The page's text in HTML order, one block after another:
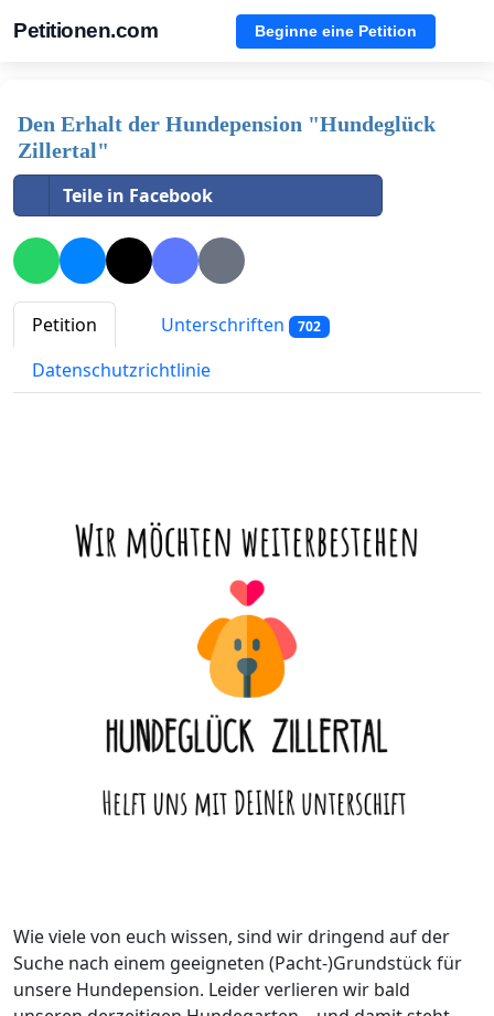
Petitionen.com Beginne eine Petition
Den Erhalt der Hundepension "Hundeglück
Zillertal"
Teile in Facebook
Petition Unterschriften 702
Datenschutzrichtlinie
Wie viele von euch wissen, sind wir dringend auf der
Suche nach einem geeigneten (Pacht-)Grundstück für
unsere Hundepension. Leider verlieren wir bald